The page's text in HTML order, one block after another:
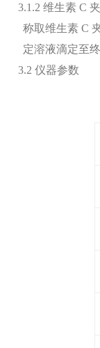
3.1.2 维生素 C
称取维生素C
定溶液滴定至终
3.2 仪器参数